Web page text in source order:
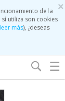
×
de la
utiliza son cookies
más), ¿deseas
☰